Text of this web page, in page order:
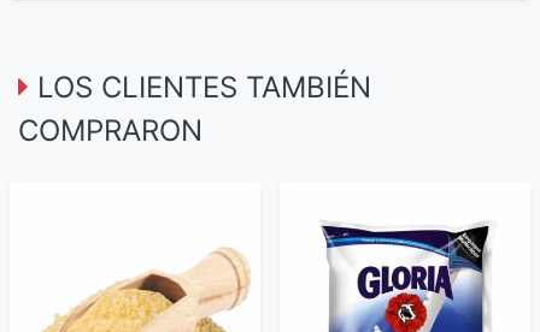
LOS CLIENTES TAMBIÉN
COMPRARON